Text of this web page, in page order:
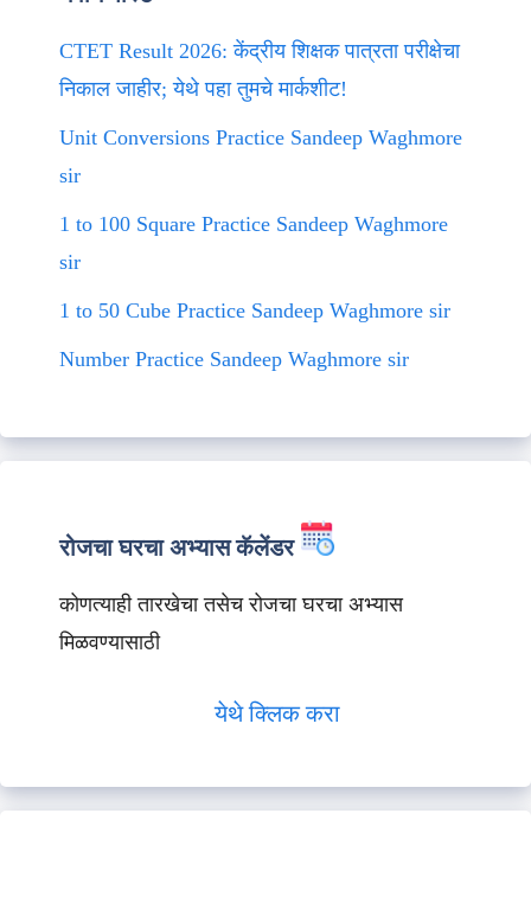
CTET Result 2026: केंद्रीय शिक्षक पात्रता परीक्षेचा
निकाल जाहीर; येथे पहा तुमचे मार्कशीट!
Unit Conversions Practice Sandeep Waghmore
sir
1 to 100 Square Practice Sandeep Waghmore
sir
1 to 50 Cube Practice Sandeep Waghmore sir
Number Practice Sandeep Waghmore sir
रोजचा घरचा अभ्यास कॅलेंडर
कोणत्याही तारखेचा तसेच रोजचा घरचा अभ्यास
मिळवण्यासाठी
येथे क्लिक करा